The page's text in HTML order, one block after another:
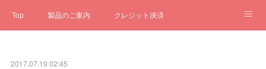
Top 製品のご案内 クレジット決済
2017.07.19 02:45